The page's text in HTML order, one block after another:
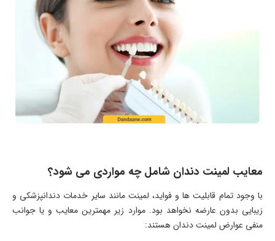
معایب لمینت دندان شامل چه مواردی می شود؟
با وجود تمام قابلیت ها و فواید، لمینت مانند سایر خدمات دندانپزشکی و
زیبایی بدون عارضه نخواهد بود. موارد زیر مهمترین معایب و یا جوانب
منفی عوارض لمینت دندان هستند: